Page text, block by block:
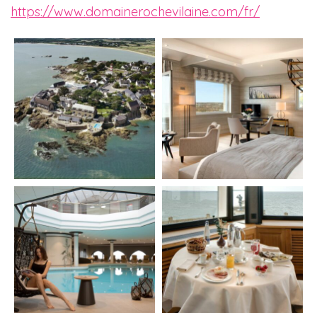
https://www.domainerochevilaine.com/fr/